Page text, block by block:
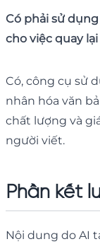
Có phải sử
cho việc quay
Có, công cụ sử
nhân hóa văn
chất lượng và
người viết.
Phần kết
Nội dung do AI